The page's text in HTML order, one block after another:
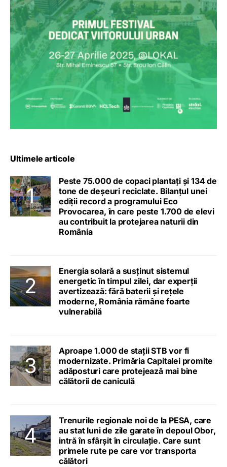
Ultimele articole
Peste 75.000 de copaci plantați și 134 de
tone de deșeuri reciclate. Bilanțul unei
ediții record a programului Eco
Provocarea, în care peste 1.700 de elevi
au contribuit la protejarea naturii din
România
Energia solară a susținut sistemul
energetic în timpul zilei, dar experții
avertizează: fără baterii și rețele
moderne, România rămâne foarte
vulnerabilă
Aproape 1.000 de stații STB vor fi
modernizate. Primăria Capitalei promite
adăposturi care protejează mai bine
călătorii de caniculă
Trenurile regionale noi de la PESA, care
au stat luni de zile garate în depoul Obor,
intră în sfârșit în circulație. Care sunt
primele rute pe care vor transporta
călători